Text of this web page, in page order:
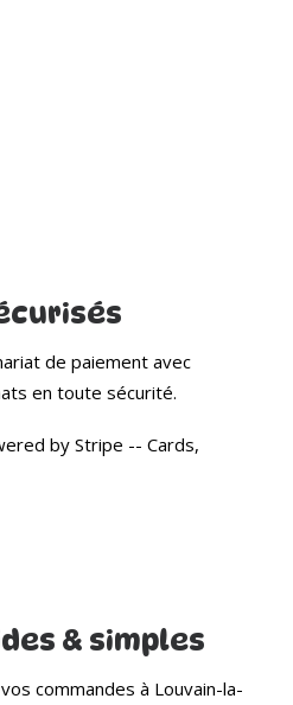
de paiement avec
en toute sécurité.
& simples
commandes à Louvain-la-